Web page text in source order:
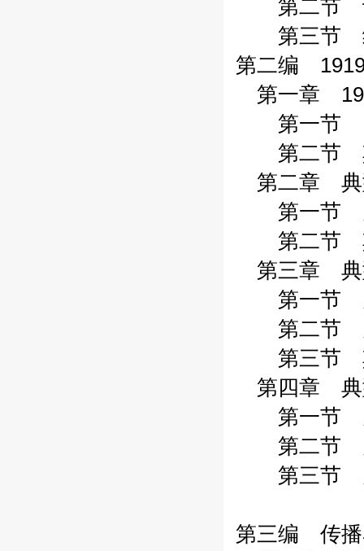
第二节 评
第三节
第二编
第一章
第一节 《
第二节 其
第二章 典
第一节 关
第二节 其
第三章 典
第一节 关
第二节 关
第三节 其
第四章 典
第一节 关
第二节 关
第三节 关
第三编 传播